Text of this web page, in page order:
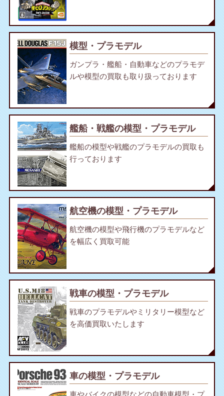
模型・プラモデル
ガンプラ・艦船・自動車などのプラモデ
ルや模型の買取も取り扱っております
艦船・戦艦の模型・プラモデル
艦船の模型や戦艦のプラモデルの買取も
行っております
航空機の模型・プラモデル
航空機の模型や飛行機のプラモデルなど
を幅広く買取可能
戦車の模型・プラモデル
戦車のプラモデルやミリタリー模型など
を高価買取いたします
車の模型・プラモデル
車やバイクの模型などの自動車模型・プ